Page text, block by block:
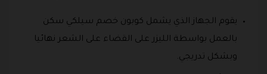
يقوم الجهاز الذي يشمل كوبون خصم سيلكي سكن
بالعمل بواسطة الليزر على القضاء على الشعر نهائيا
وبشكل تدريجي.